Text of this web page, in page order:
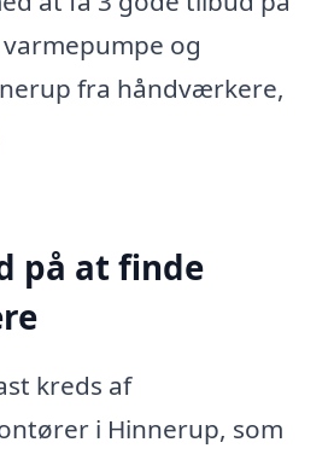
og
fra håndværkere,
på at finde
kreds af
i Hinnerup, som